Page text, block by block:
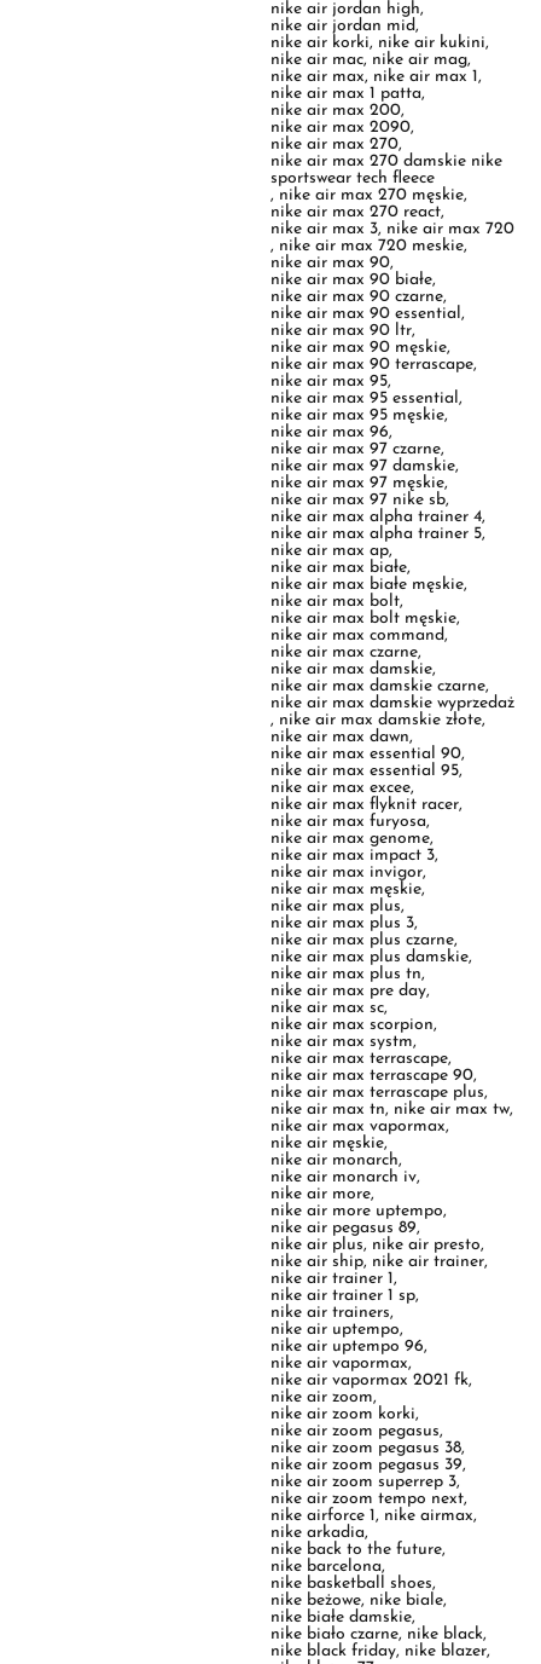
nike air max 200,
nike air max 2090,
nike air max 270,
nike air max 270 damskie nike
sportswear tech fleece
,nike air max 270 męskie
nike air max 270 react
nike air max 3,nike air max 720
,nike air max 720 meskie
nike air max 90,
nike air max 90 białe,
nike air max 90 czarne,
nike air max 90 essential
nike air max 90 ltr,
nike air max 90 męskie,
nike air max 90 terrascape
nike air max 95,
nike air max 95 essential,
nike air max 95 męskie,
nike air max 96
nike air max 97 czarne,
nike air max 97 damskie,
nike air max 97 męskie
nike air max 97 nike sb,
nike air max alpha trainer 4
nike air max alpha trainer 5
nike air max ap ,
nike air max białe,
nike air max białe męskie
nike air max bolt,
nike air max bolt męskie,
nike air max command,
nike air max czarne
nike air max damskie
nike air max damskie czarne
nike air max damskie wyprzedaż
,nike air max damskie złote
nike air max dawn,
nike air max essential 90
nike air max essential 95
nike air max excee,
nike air max flyknit racer,
nike air max furyosa,
nike air max genome
,
nike air max impact 3
nike air max invigor,
nike air max męskie
nike air max plus,
nike air max plus 3,
nike air max plus czarne
nike air max plus damskie
nike air max plus tn,
nike air max pre day
nike air max sc,
nike air max scorpion
nike air max systm,
nike air max terrascape,
nike air max terrascape 90
nike air max terrascape plus
nike air max tn, nike air max tw
nike air max vapormax
nike air męskie,
nike air monarch,
nike air monarch iv,
nike air more,
nike air more uptempo,
nike air pegasus 89,
nike air plus,nike air presto
nike air ship,nike air trainer
nike air trainer 1,
nike air trainer 1 sp
nike air trainers,
nike air uptempo,
nike air uptempo 96,
nike air vapormax,
nike air vapormax 2021 fk
nike air zoom,
nike air zoom korki
nike air zoom pegasus
nike air zoom pegasus 38
nike air zoom pegasus 39,
nike air zoom superrep 3,
nike air zoom tempo next
nike airforce 1 ,nike airmax
nike arkadia,
nike back to the future ,
nike barcelona,
nike basketball shoes,
nike beżowe,nike biale,
nike białe damskie,
nike biało czarne, nike black
nike black friday ,nike blazer
nike blazer 77,
nike blazer czarne,
nike blazer damskie,
nike blazer high,
nike blazer jumbo ,
nike blazer low,